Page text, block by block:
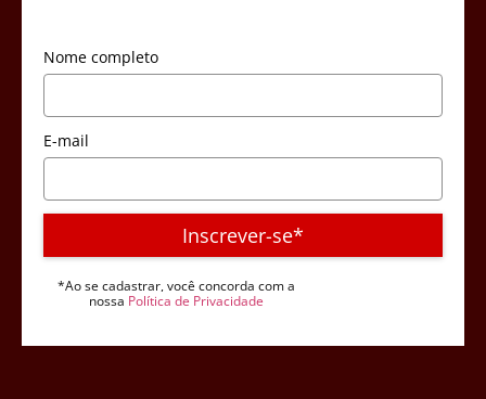
Nome completo
E-mail
Inscrever-se*
*Ao se cadastrar, você concorda com a
nossa Política de Privacidade